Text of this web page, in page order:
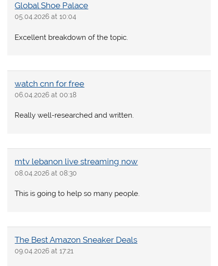
Global Shoe Palace
05.04.2026 at 10:04
Excellent breakdown of the topic.
watch cnn for free
06.04.2026 at 00:18
Really well-researched and written.
mtv lebanon live streaming now
08.04.2026 at 08:30
This is going to help so many people.
The Best Amazon Sneaker Deals
09.04.2026 at 17:21